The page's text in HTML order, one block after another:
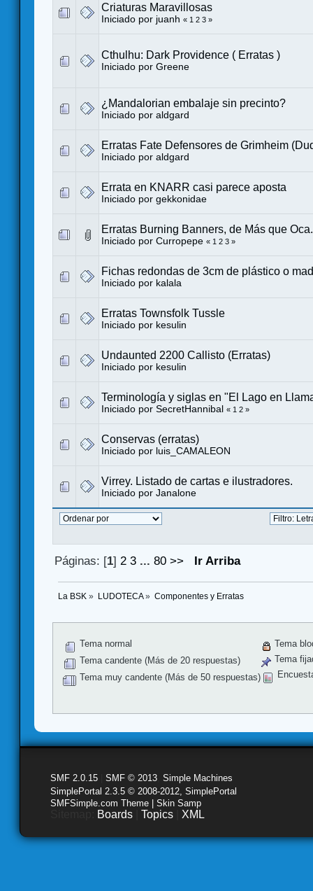
Criaturas Maravillosas
Iniciado por juanh « 1 2 3 »
Cthulhu: Dark Providence ( Erratas )
Iniciado por Greene
¿Mandalorian embalaje sin precinto?
Iniciado por aldgard
Erratas Fate Defensores de Grimheim
Iniciado por aldgard
Errata en KNARR casi parece aposta
Iniciado por gekkonidae
Erratas Burning Banners, de Más que Oca.
Iniciado por Curropepe « 1 2 3 »
Fichas redondas de 3cm de plástico o
Iniciado por kalala
Erratas Townsfolk Tussle
Iniciado por kesulin
Undaunted 2200 Callisto (Erratas)
Iniciado por kesulin
Terminología y siglas en "El Lago en
Iniciado por SecretHannibal « 1 2 »
Conservas (erratas)
Iniciado por luis_CAMALEON
Virrey. Listado de cartas e ilustradores.
Iniciado por Janalone
Páginas: [1] 2 3 ...80 >> Ir Arriba
La BSK » LUDOTECA» Componentes y Erratas
Tema normal
Tema candente (Más de 20 respuestas)
Tema muy candente (Más de 50 respuestas)
Tema
Tema
SMF 2.0.15 SMF © 2013 Simple Machines
SimplePortal 2.3.5 © 2008-2012, SimplePortal
SMFSimple.com Theme | Skin Samp
Boards Topics XML